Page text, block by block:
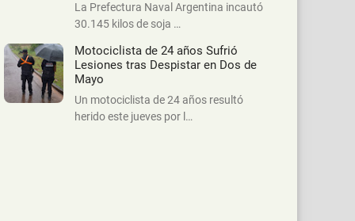
La Prefectura Naval Argentina incautó
30.145 kilos de soja …
Motociclista de 24 años Sufrió
Lesiones tras Despistar en Dos de
Mayo
Un motociclista de 24 años resultó
herido este jueves por l…